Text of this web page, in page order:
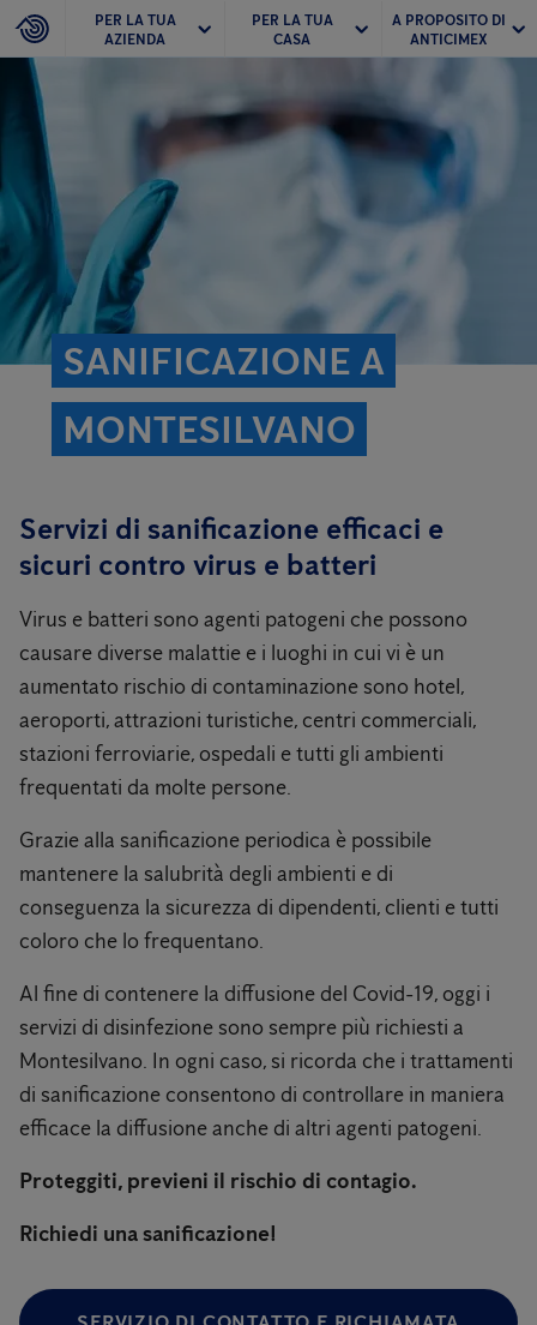
PER LA TUA
AZIENDA
PER LA TUA
CASA
A PROPOSITO DI
ANTICIMEX
SANIFICAZIONE A
MONTESILVANO
Servizi di sanificazione efficaci e
sicuri contro virus e batteri
Virus e batteri sono agenti patogeni che possono
causare diverse malattie e i luoghi in cui vi è un
aumentato rischio di contaminazione sono hotel,
aeroporti, attrazioni turistiche, centri commerciali,
stazioni ferroviarie, ospedali e tutti gli ambienti
frequentati da molte persone.
Grazie alla sanificazione periodica è possibile
mantenere la salubrità degli ambienti e di
conseguenza la sicurezza di dipendenti, clienti e tutti
coloro che lo frequentano.
Al fine di contenere la diffusione del Covid-19, oggi i
servizi di disinfezione sono sempre più richiesti a
Montesilvano. In ogni caso, si ricorda che i trattamenti
di sanificazione consentono di controllare in maniera
efficace la diffusione anche di altri agenti patogeni.
Proteggiti, previeni il rischio di contagio.
Richiedi una sanificazione!